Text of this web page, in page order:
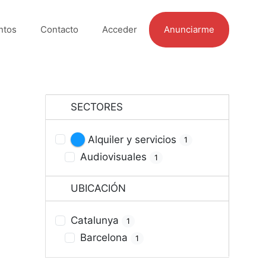
Contacto Acceder Anunciarme
SECTORES
Alquiler y servicios 1
Audiovisuales 1
UBICACIÓN
Catalunya 1
Barcelona 1